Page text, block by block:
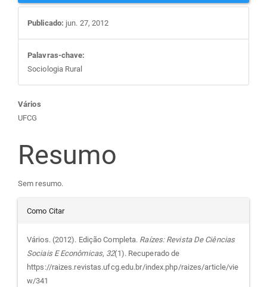
Publicado: jun. 27, 2012
Palavras-chave:
Sociologia Rural
Conteúdo
do
artigo
principal
Vários
UFCG
Resumo
Sem resumo.
Detalhes
do
artigo
Como Citar
Vários. (2012). Edição Completa. Raízes: Revista De Ciências
Sociais E Econômicas, 32(1). Recuperado de
https://raizes.revistas.ufcg.edu.br/index.php/raizes/article/vie
w/341